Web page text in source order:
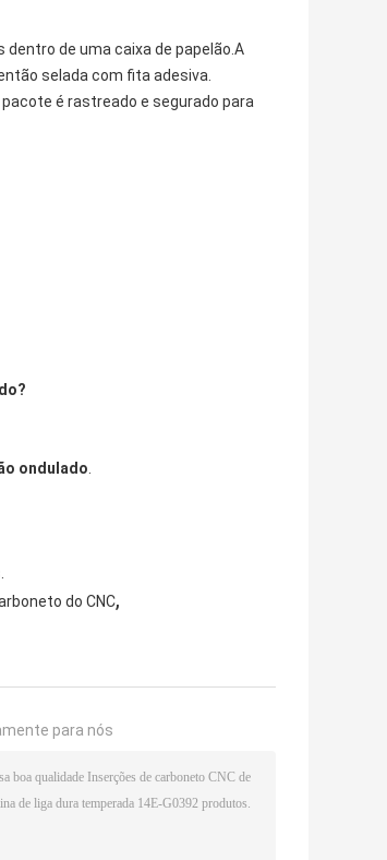
de uma caixa de papelão.A
selada com fita adesiva.
é rastreado e segurado para
ondulado.
.
do CNC,
para nós